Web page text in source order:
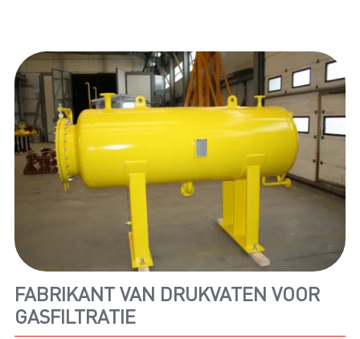
FABRIKANT VAN DRUKVATEN VOOR
GASFILTRATIE